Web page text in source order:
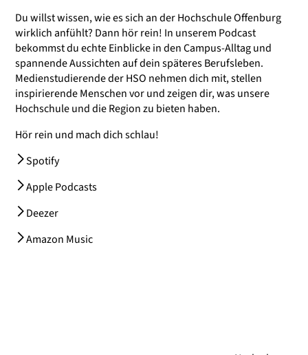
Du willst wissen, wie es sich an der Hochschule Offenburg
wirklich anfühlt? Dann hör rein! In unserem Podcast
bekommst du echte Einblicke in den Campus-Alltag und
spannende Aussichten auf dein späteres Berufsleben.
Medienstudierende der HSO nehmen dich mit, stellen
inspirierende Menschen vor und zeigen dir, was unsere
Hochschule und die Region zu bieten haben.
Hör rein und mach dich schlau!
Spotify
Apple Podcasts
Deezer
Amazon Music